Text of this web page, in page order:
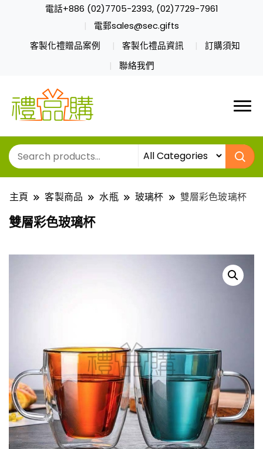
電話+886 (02)7705-2393, (02)7729-7961
電郵sales@sec.gifts
客製化禮贈品案例
客製化禮品資訊
訂購須知
聯絡我們
主頁 客製商品 水瓶 玻璃杯 雙層彩色玻璃杯
雙層彩色玻璃杯